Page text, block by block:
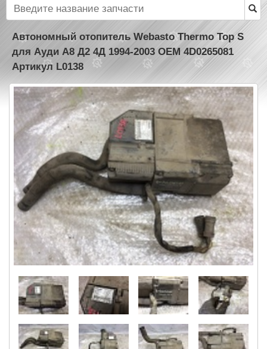
Автономный отопитель Webasto Thermo Top S
для Ауди А8 Д2 4Д 1994-2003 OEM 4D0265081
Артикул L0138